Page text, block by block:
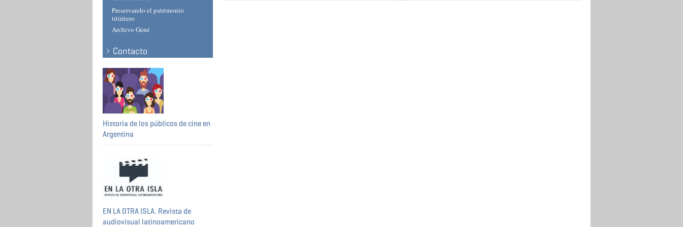
Preservando el patrimonio
titiritero
Archivo Gené
Contacto
Historia de los públicos de cine en
Argentina
EN LA OTRA ISLA. Revista de
audiovisual latinoamericano